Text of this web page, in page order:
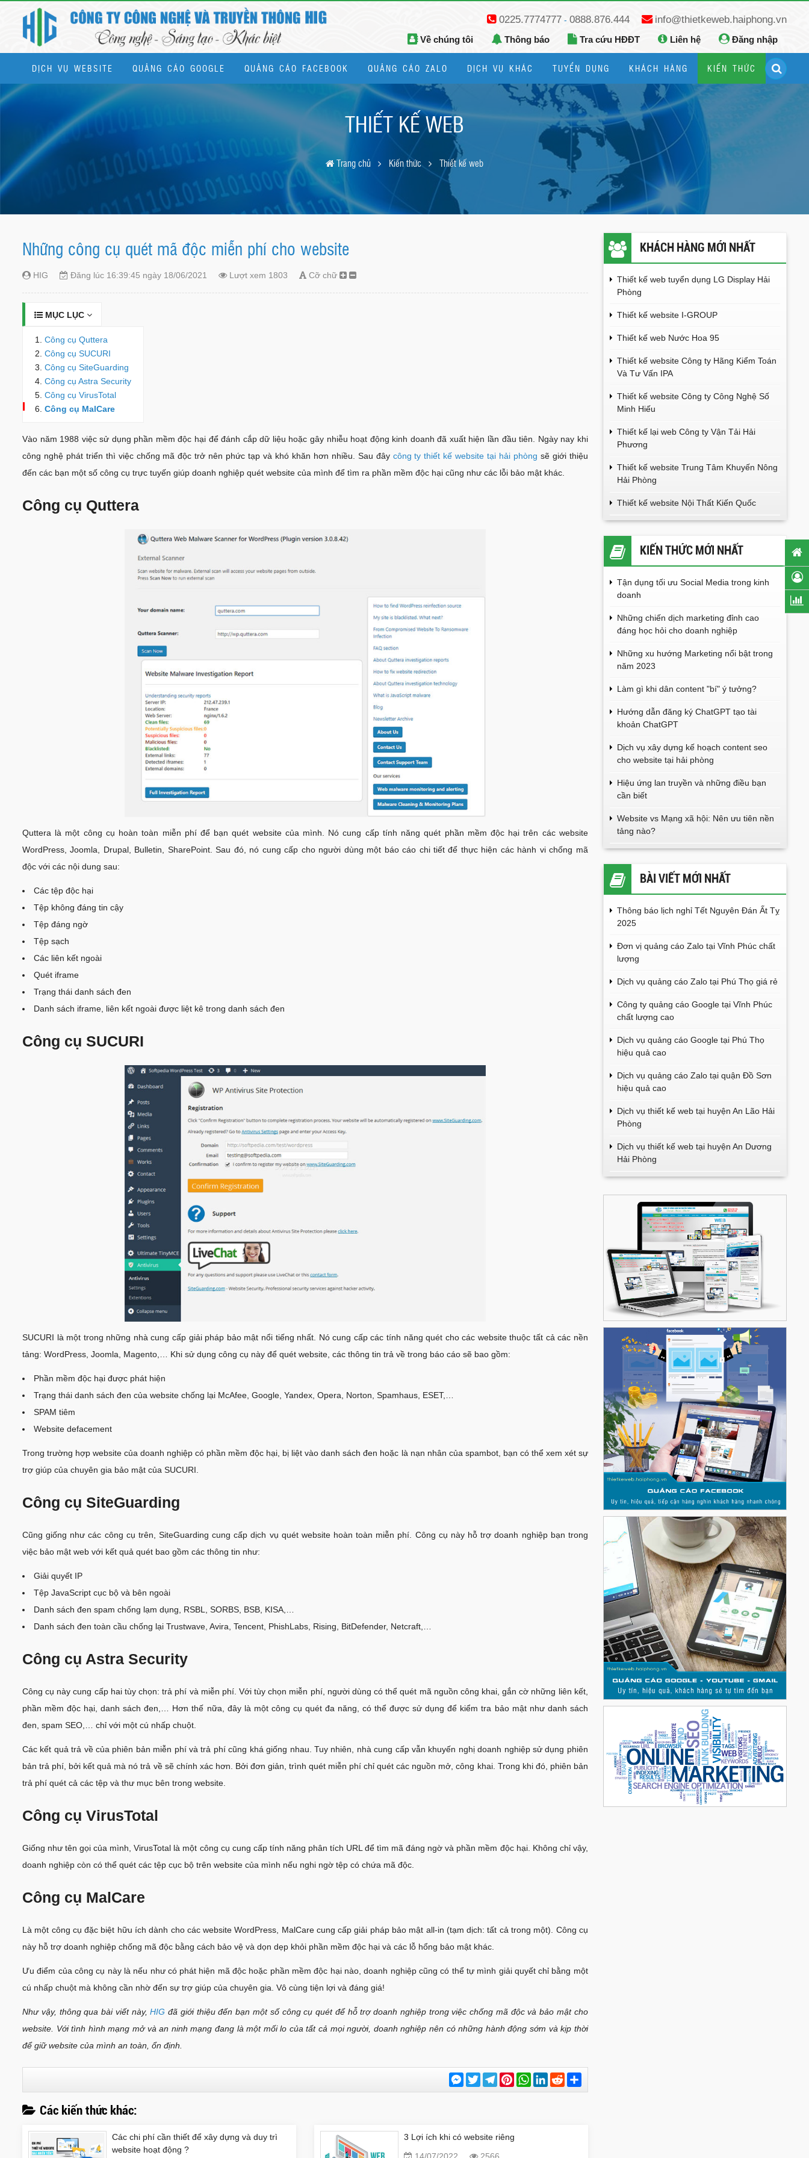
0225.7774777 - 0888.876.444 info@thietkeweb.haiphong.vn
Về chúng tôi Thông báo Tra cứu HĐĐT Liên hệ Đăng nhập
DỊCH VỤ WEBSITE QUẢNG CÁO GOOGLE QUẢNG CÁO FACEBOOK QUẢNG CÁO ZALO DỊCH VỤ KHÁC TUYỂN DỤNG KHÁCH HÀNG KIẾN THỨC
THIẾT KẾ WEB
Trang chủ Kiến thức Thiết kế web
Những công cụ quét mã độc miễn phí cho website
HIG Đăng lúc 16:39:45 ngày 18/06/2021 Lượt xem 1803 Cỡ chữ
MỤC LỤC
Công cụ Quttera
Công cụ SUCURI
Công cụ SiteGuarding
Công cụ Astra Security
Công cụ VirusTotal
Công cụ MalCare
Vào năm 1988 việc sử dụng phần mềm độc hại để đánh cắp dữ liệu hoặc gây nhiễu hoạt động kinh doanh đã xuất hiện lần đầu tiên. Ngày nay khi
công nghệ phát triển thì việc chống mã độc trở nên phức tạp và khó khăn hơn nhiều. Sau đây công ty thiết kế website tại hải phòng sẽ giới thiệu
đến các bạn một số công cụ trực tuyến giúp doanh nghiệp quét website của mình để tìm ra phần mềm độc hại cũng như các lỗi bảo mật khác.
Công cụ Quttera
Quttera là một công cụ hoàn toàn miễn phí để bạn quét website của mình. Nó cung cấp tính năng quét phần mềm độc hại trên các website
WordPress, Joomla, Drupal, Bulletin, SharePoint. Sau đó, nó cung cấp cho người dùng một báo cáo chi tiết để thực hiện các hành vi chống mã
độc với các nội dung sau:
Các tệp độc hại
Tệp không đáng tin cậy
Tệp đáng ngờ
Tệp sạch
Các liên kết ngoài
Quét iframe
Trạng thái danh sách đen
Danh sách iframe, liên kết ngoài được liệt kê trong danh sách đen
Công cụ SUCURI
SUCURI là một trong những nhà cung cấp giải pháp bảo mật nổi tiếng nhất. Nó cung cấp các tính năng quét cho các website thuộc tất cả các nền
tảng: WordPress, Joomla, Magento,… Khi sử dụng công cụ này để quét website, các thông tin trả về trong báo cáo sẽ bao gồm:
Phần mềm độc hại được phát hiện
Trạng thái danh sách đen của website chống lại McAfee, Google, Yandex, Opera, Norton, Spamhaus, ESET,…
SPAM tiêm
Website defacement
Trong trường hợp website của doanh nghiệp có phần mềm độc hại, bị liệt vào danh sách đen hoặc là nạn nhân của spambot, bạn có thể xem xét sự
trợ giúp của chuyên gia bảo mật của SUCURI.
Công cụ SiteGuarding
Cũng giống như các công cụ trên, SiteGuarding cung cấp dịch vụ quét website hoàn toàn miễn phí. Công cụ này hỗ trợ doanh nghiệp bạn trong
việc bảo mật web với kết quả quét bao gồm các thông tin như:
Giải quyết IP
Tệp JavaScript cục bộ và bên ngoài
Danh sách đen spam chống lạm dụng, RSBL, SORBS, BSB, KISA,…
Danh sách đen toàn cầu chống lại Trustwave, Avira, Tencent, PhishLabs, Rising, BitDefender, Netcraft,…
Công cụ Astra Security
Công cụ này cung cấp hai tùy chọn: trả phí và miễn phí. Với tùy chọn miễn phí, người dùng có thể quét mã nguồn công khai, gắn cờ những liên kết,
phần mềm độc hại, danh sách đen,… Hơn thế nữa, đây là một công cụ quét đa năng, có thể được sử dụng để kiểm tra bảo mật như danh sách
đen, spam SEO,… chỉ với một cú nhấp chuột.
Các kết quả trả về của phiên bản miễn phí và trả phí cũng khá giống nhau. Tuy nhiên, nhà cung cấp vẫn khuyến nghị doanh nghiệp sử dụng phiên
bản trả phí, bởi kết quả mà nó trả về sẽ chính xác hơn. Bởi đơn giản, trình quét miễn phí chỉ quét các nguồn mở, công khai. Trong khi đó, phiên bản
trả phí quét cả các tệp và thư mục bên trong website.
Công cụ VirusTotal
Giống như tên gọi của mình, VirusTotal là một công cụ cung cấp tính năng phân tích URL để tìm mã đáng ngờ và phần mềm độc hại. Không chỉ vậy,
doanh nghiệp còn có thể quét các tệp cục bộ trên website của mình nếu nghi ngờ tệp có chứa mã độc.
Công cụ MalCare
Là một công cụ đặc biệt hữu ích dành cho các website WordPress, MalCare cung cấp giải pháp bảo mật all-in (tạm dịch: tất cả trong một). Công cụ
này hỗ trợ doanh nghiệp chống mã độc bằng cách bảo vệ và dọn dẹp khỏi phần mềm độc hại và các lỗ hổng bảo mật khác.
Ưu điểm của công cụ này là nếu như có phát hiện mã độc hoặc phần mềm độc hại nào, doanh nghiệp cũng có thể tự mình giải quyết chỉ bằng một
cú nhấp chuột mà không cần nhờ đến sự trợ giúp của chuyên gia. Vô cùng tiện lợi và đáng giá!
Như vậy, thông qua bài viết này,HIG đã giới thiệu đến bạn một số công cụ quét để hỗ trợ doanh nghiệp trong việc chống mã độc và bảo mật cho
website. Với tình hình mạng mở và an ninh mạng đang là một mối lo của tất cả mọi người, doanh nghiệp nên có những hành động sớm và kịp thời
để giữ website của mình an toàn, ổn định.
Messenger
TwitterTelegramPinterestWhatsApp
LinkedInReddit
sẻ
Các kiến thức khác:
Các chi phí cần thiết để xây dựng và duy trì
website hoạt động ?
3 Lợi ích khi có website riêng
KHÁCH HÀNG MỚI NHẤT
Thiết kế web tuyển dụng LG Display Hải
Phòng
Thiết kế website I-GROUP
Thiết kế web Nước Hoa 95
Thiết kế website Công ty Hãng Kiểm Toán
Và Tư Vấn IPA
Thiết kế website Công ty Công Nghệ Số
Minh Hiếu
Thiết kế lại web Công ty Vận Tải Hải
Phương
Thiết kế website Trung Tâm Khuyến Nông
Hải Phòng
Thiết kế website Nội Thất Kiến Quốc
KIẾN THỨC MỚI NHẤT
Tận dụng tối ưu Social Media trong kinh
doanh
Những chiến dịch marketing đỉnh cao
đáng học hỏi cho doanh nghiệp
Những xu hướng Marketing nổi bật trong
năm 2023
Làm gì khi dân content "bí" ý tưởng?
Hướng dẫn đăng ký ChatGPT tạo tài
khoản ChatGPT
Dịch vụ xây dựng kế hoạch content seo
cho website tại hải phòng
Hiệu ứng lan truyền và những điều bạn
cần biết
Website vs Mạng xã hội: Nên ưu tiên nền
tảng nào?
BÀI VIẾT MỚI NHẤT
Thông báo lịch nghỉ Tết Nguyên Đán Ất Tỵ
2025
Đơn vị quảng cáo Zalo tại Vĩnh Phúc chất
lượng
Dịch vụ quảng cáo Zalo tại Phú Thọ giá rẻ
Công ty quảng cáo Google tại Vĩnh Phúc
chất lượng cao
Dịch vụ quảng cáo Google tại Phú Thọ
hiệu quả cao
Dịch vụ quảng cáo Zalo tại quận Đồ Sơn
hiệu quả cao
Dịch vụ thiết kế web tại huyện An Lão Hải
Phòng
Dịch vụ thiết kế web tại huyện An Dương
Hải Phòng